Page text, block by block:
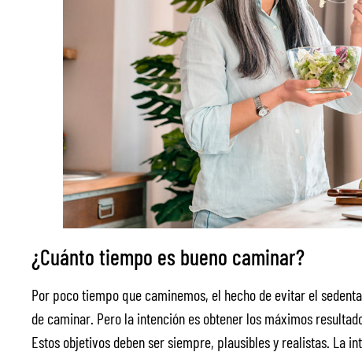
¿Cuánto tiempo es bueno caminar?
Por poco tiempo que caminemos, el hecho de evitar el
de caminar. Pero la intención es obtener los máximos
Estos objetivos deben ser siempre, plausibles y realistas. La